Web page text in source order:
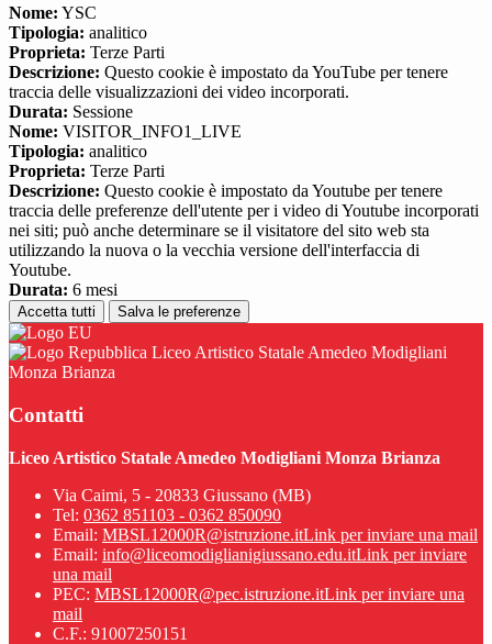
Nome: YSC
Tipologia: analitico
Proprieta: Terze Parti
Descrizione: Questo cookie è impostato da YouTube per tenere
traccia delle visualizzazioni dei video incorporati.
Durata: Sessione
Nome: VISITOR_INFO1_LIVE
Tipologia: analitico
Proprieta: Terze Parti
Descrizione: Questo cookie è impostato da Youtube per tenere
traccia delle preferenze dell'utente per i video di Youtube incorporati
nei siti; può anche determinare se il visitatore del sito web sta
utilizzando la nuova o la vecchia versione dell'interfaccia di
Youtube.
Durata: 6 mesi
Accetta tutti Salva le preferenze
Liceo Artistico Statale Amedeo Modigliani
Monza Brianza
Contatti
Liceo Artistico Statale Amedeo Modigliani Monza Brianza
Via Caimi, 5 - 20833 Giussano (MB)
Tel: 0362 851103 - 0362 850090
Email: MBSL12000R@istruzione.itLink per inviare una mail
Email: info@liceomodiglianigiussano.edu.itLink per inviare
una mail
PEC: MBSL12000R@pec.istruzione.itLink per inviare una
mail
C.F.: 91007250151